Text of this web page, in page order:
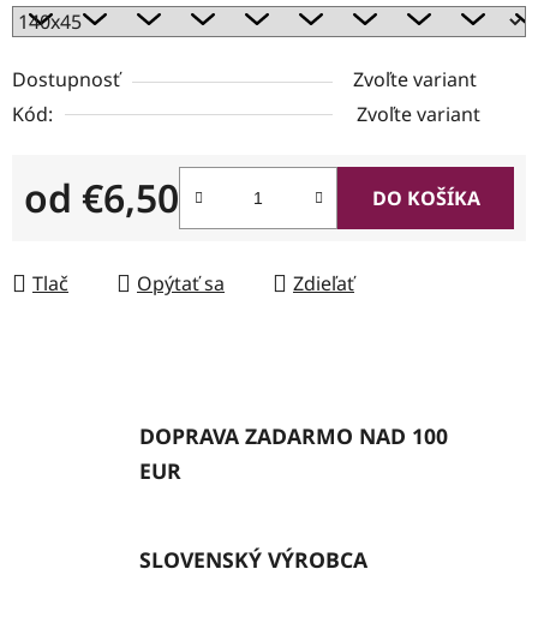
Dostupnosť
Zvoľte variant
Kód:
Zvoľte variant
od €6,50 DO KOŠÍKA
Tlač Opýtať sa Zdieľať
DOPRAVA ZADARMO NAD 100
EUR
SLOVENSKÝ VÝROBCA